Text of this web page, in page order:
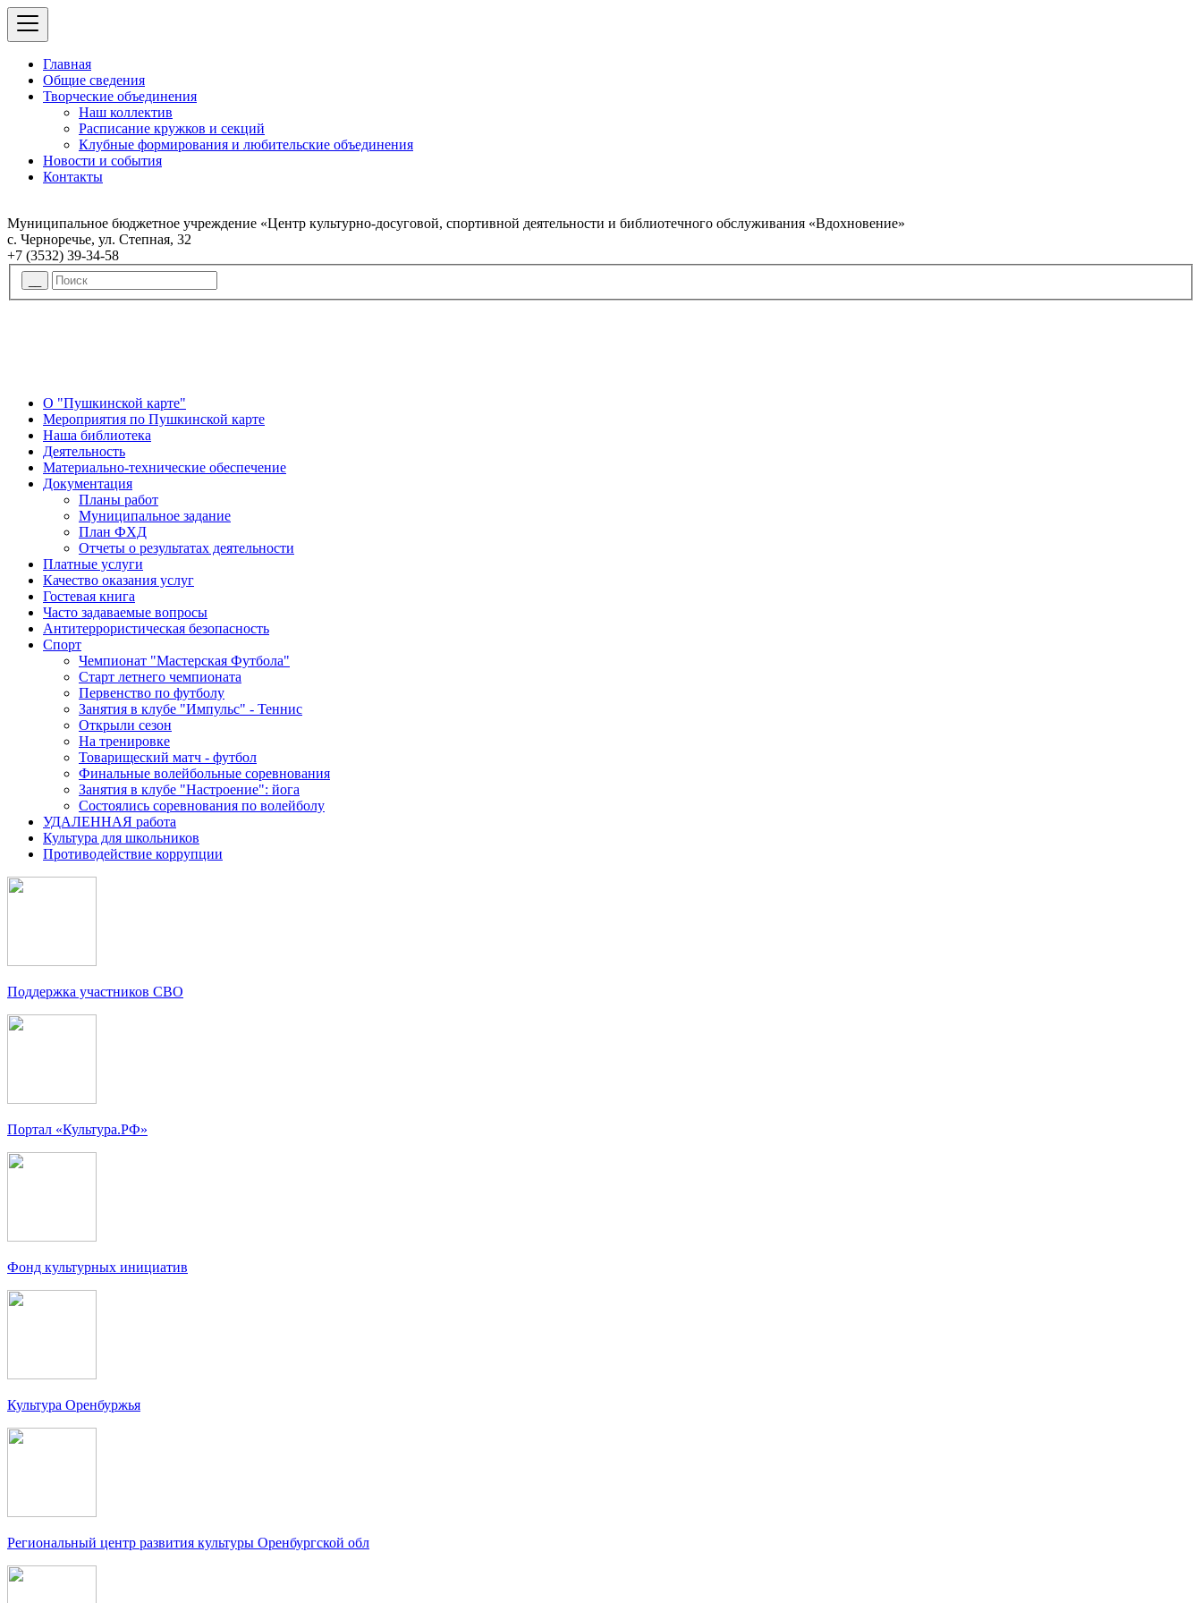
Главная
Общие сведения
Творческие объединения
Наш коллектив
Расписание кружков и секций
Клубные формирования и любительские объединения
Новости и события
Контакты
Муниципальное бюджетное учреждение «Центр культурно-досуговой, спортивной деятельности и библиотечного обслуживания «Вдохновение»
с. Черноречье, ул. Степная, 32
+7 (3532) 39-34-58
О "Пушкинской карте"
Мероприятия по Пушкинской карте
Наша библиотека
Деятельность
Материально-технические обеспечение
Документация
Планы работ
Муниципальное задание
План ФХД
Отчеты о результатах деятельности
Платные услуги
Качество оказания услуг
Гостевая книга
Часто задаваемые вопросы
Антитеррористическая безопасность
Спорт
Чемпионат "Мастерская Футбола"
Старт летнего чемпионата
Первенство по футболу
Занятия в клубе "Импульс" - Теннис
Открыли сезон
На тренировке
Товарищеский матч - футбол
Финальные волейбольные соревнования
Занятия в клубе "Настроение": йога
Состоялись соревнования по волейболу
УДАЛЕННАЯ работа
Культура для школьников
Противодействие коррупции
Поддержка участников СВО
Портал «Культура.РФ»
Фонд культурных инициатив
Культура Оренбуржья
Региональный центр развития культуры Оренбургской обл